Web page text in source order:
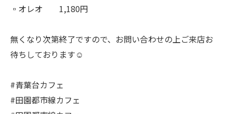
▫️オレオ 1,180円
無くなり次第終了ですので、お問い合わせの上ご来店お
待ちしております☺︎
#青葉台カフェ
#田園都市線カフェ